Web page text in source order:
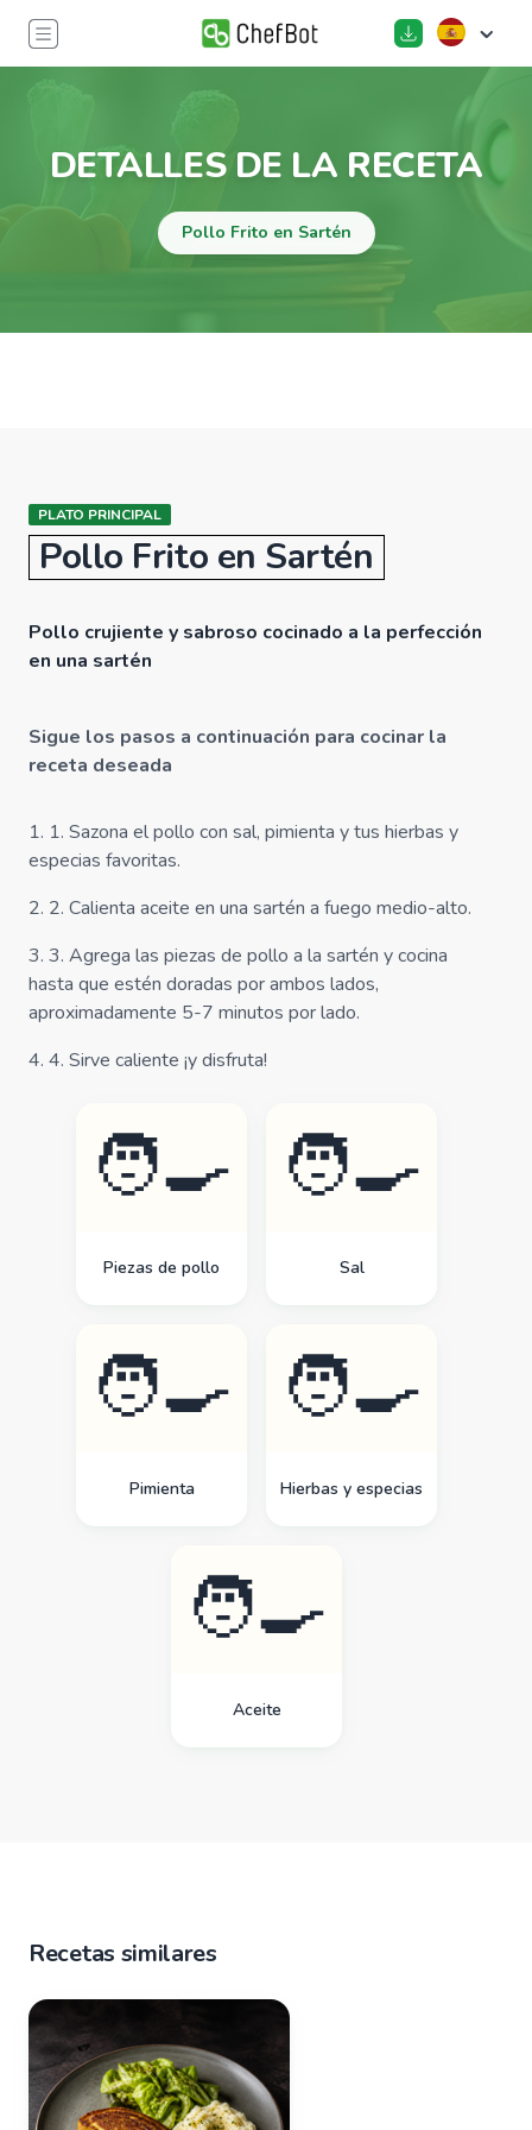
DETALLES DE LA RECETA
Pollo Frito en Sartén
PLATO PRINCIPAL
Pollo Frito en Sartén
Pollo crujiente y sabroso cocinado a la perfección
en una sartén
Sigue los pasos a continuación para cocinar la
receta deseada
1. 1. Sazona el pollo con sal, pimienta y tus hierbas y
especias favoritas.
2. 2. Calienta aceite en una sartén a fuego medio-alto.
3. 3. Agrega las piezas de pollo a la sartén y cocina
hasta que estén doradas por ambos lados,
aproximadamente 5-7 minutos por lado.
4. 4. Sirve caliente ¡y disfruta!
🧑‍🍳
Piezas de pollo
🧑‍🍳
Sal
🧑‍🍳
Pimienta
🧑‍🍳
Hierbas y especias
🧑‍🍳
Aceite
Recetas similares